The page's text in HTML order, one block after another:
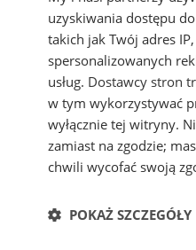
uzyskiwania dostępu
takich jak Twój adres
spersonalizowanych
usług. Dostawcy stron
w tym wykorzystywać
wyłącznie tej witryny.
zamiast na zgodzie;
chwili wycofać swoją
POKAŻ SZCZEGÓŁY